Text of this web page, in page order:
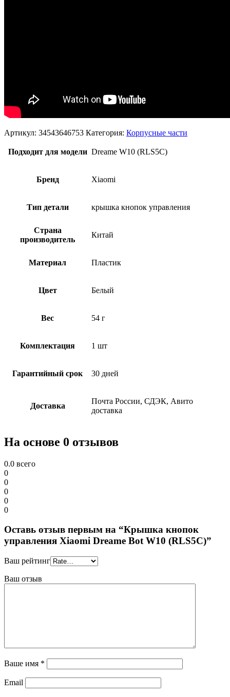
Артикул: 34543646753 Категория: Корпусные части
Подходит для модели Dreame W10 (RLS5C)
Бренд Xiaomi
Тип детали крышка кнопок управления
Страна
производитель
Китай
Материал Пластик
Цвет Белый
Вес 54 г
Комплектация 1 шт
Гарантийный срок 30 дней
Доставка
Почта России, СДЭК, Авито
доставка
На основе 0 отзывов
0.0 всего
0
0
0
0
0
Оставь отзыв первым на “Крышка кнопок
управления Xiaomi Dreame Bot W10 (RLS5C)”
Ваш рейтинг
Ваш отзыв
Ваше имя *
Email